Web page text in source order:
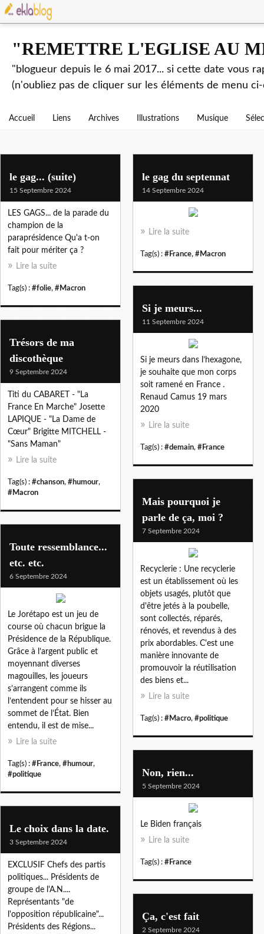
"REMETTRE L'EGLISE AU
"blogueur depuis le 6 mai 2017... si cette date vous
(n'oubliez pas de cliquer sur les éléments de menu
Accueil Liens Archives Illustrations Musique
le gag... (suite)
15 Septembre 2024
LES GAGS... de la parade du
champion de la
paraprésidence Qu'a t-on
fait pour mériter ça ?
Lire la suite
Tag(s) : #folie, #Macron
le gag du septennat
14 Septembre 2024
Lire la suite
Tag(s) : #France, #Macron
Si je meurs...
11 Septembre 2024
Si je meurs dans l’hexagone,
je souhaite que mon corps
soit ramené en France .
Renaud Camus 19 mars
2020
Lire la suite
Tag(s) : #demain, #France
Trésors de ma
discothèque
9 Septembre 2024
Titi du CABARET - "La
France En Marche" Josette
LAPIQUE - "La Dame de
Cœur" Brigitte MITCHELL -
"Sans Maman"
Lire la suite
Tag(s) : #chanson, #humour,
#Macron
Mais pourquoi je
parle de ça, moi ?
7 Septembre 2024
Recyclerie : Une recyclerie
est un établissement où les
objets usagés, plutôt que
d'être jetés à la poubelle,
sont collectés, réparés,
rénovés, et revendus à des
prix abordables. C'est une
manière innovante de
promouvoir la réutilisation
des biens et...
Lire la suite
Tag(s) : #Macro, #politique
Toute ressemblance...
etc. etc.
6 Septembre 2024
Le Jorétapo est un jeu de
course où chacun brigue la
Présidence de la République.
Grâce à l’argent public et
moyennant diverses
magouilles, les joueurs
s’arrangent comme ils
l’entendent pour se hisser au
sommet de l’État. Bien
entendu, il est de mise...
Lire la suite
Tag(s) : #France, #humour,
#politique
Non, rien...
5 Septembre 2024
Le Biden français
Lire la suite
Tag(s) : #France
Le choix dans la date.
3 Septembre 2024
EXCLUSIF Chefs des partis
politiques... Présidents de
groupe de l'A.N....
Représentants "de
l'opposition républicaine"...
Présidents des Régions...
Ça, c'est fait
2 Septembre 2024